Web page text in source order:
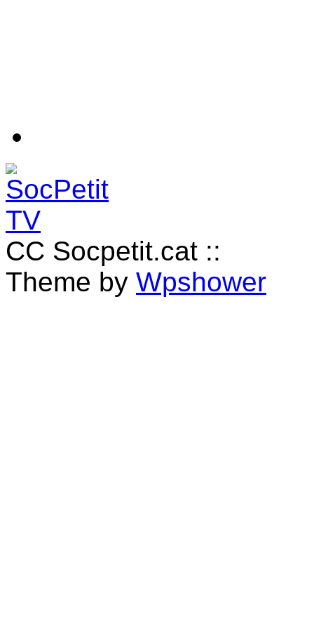
CC Socpetit.cat ::
Theme by Wpshower